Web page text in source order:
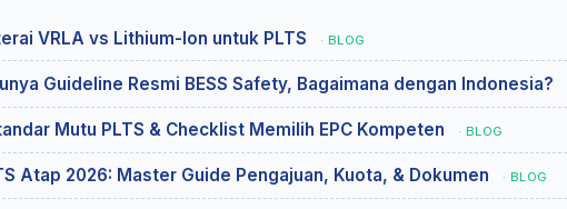
VRLA vs Lithium-Ion untuk PLTS · BLOG
Guideline Resmi BESS Safety, Bagaimana dengan Indonesia?
Mutu PLTS & Checklist Memilih EPC Kompeten · BLOG
Atap 2026: Master Guide Pengajuan, Kuota, & Dokumen · BLOG